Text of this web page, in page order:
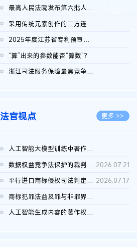
最高人民法院发布第六批人民法院种业知识产权司法保护典型案例 含...
采用传统元素创作的二方连续装饰图案作品的独创性及侵权对比认定
2025年度江苏省专利预审典型案例
“算”出来的参数能否“算数”？
浙江司法服务保障最具竞争力营商环境建设典型案例（第二批）含侵...
法官视点 更多 >>
人工智能大模型训练中著作权的合理使用
2026.07.28
数据权益竞争法保护的裁判路径构建 2026.07.21
平行进口商标侵权司法判定规则的困境与纾解 2026.07.17
商标犯罪法益及罪与非罪界限研究
人工智能生成内容的著作权司法认定：演进逻辑、现实困境与规则建...